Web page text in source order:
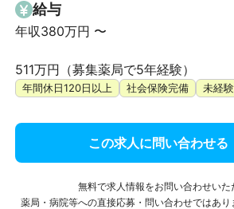
給与
年収380万円 〜
511万円（募集薬局で5年経験）
年間休日120日以上 社会保険完備 未経
この求人に問い合わせる
無料で求人情報をお問い合わせいた
薬局・病院等への直接応募・問い合わせではあり